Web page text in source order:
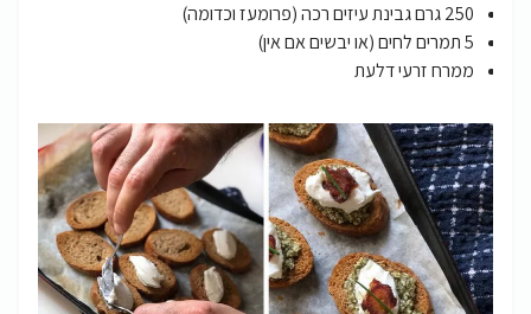
250 גרם גבינת עיזים רכה (פרומעז וכדומה)
5 תמרים לחים (או יבשים אם אין)
ממרח זרעי דלעת